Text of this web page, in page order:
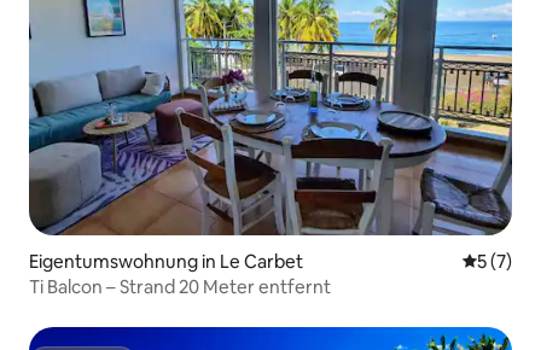
Eigentumswohnung in Le Carbet
5 (7)
Ti Balcon – Strand 20 Meter entfernt